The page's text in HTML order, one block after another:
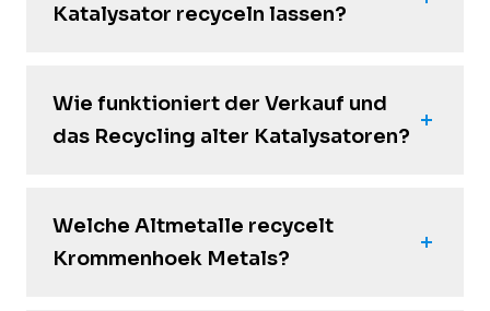
Katalysator recyceln lassen?
Wie funktioniert der Verkauf und
das Recycling alter Katalysatoren?
Welche Altmetalle recycelt
Krommenhoek Metals?